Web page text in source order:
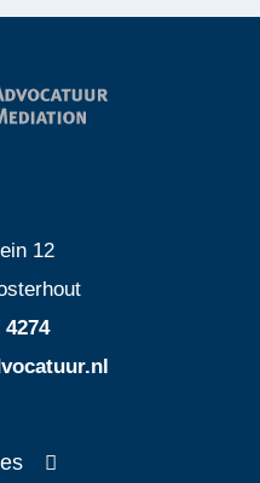
12
4274